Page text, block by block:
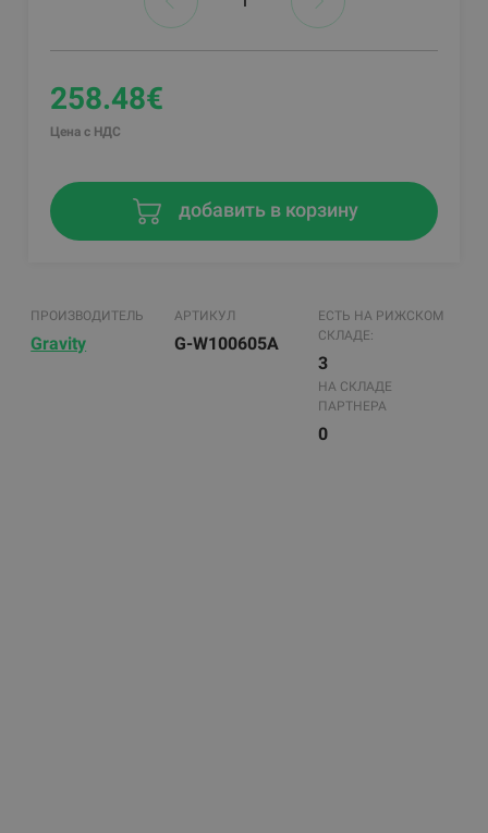
258.48€
Цена с НДС
добавить в корзину
ПРОИЗВОДИТЕЛЬ
Gravity
АРТИКУЛ
G-W100605A
ЕСТЬ НА РИЖСКОМ
СКЛАДЕ:
3
НА СКЛАДЕ
ПАРТНЕРА
0